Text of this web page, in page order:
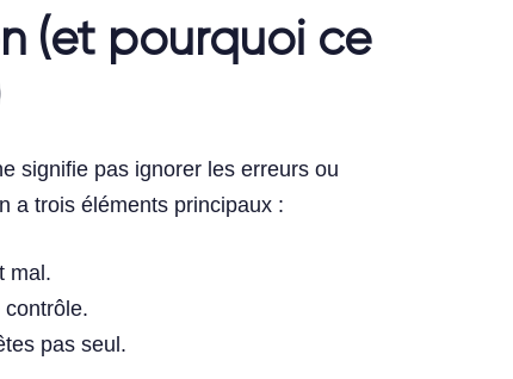
(et pourquoi ce
signifie pas ignorer les erreurs ou
a trois éléments principaux :
mal.
pas seul.